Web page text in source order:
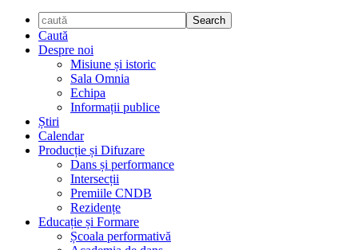
Caută
Despre noi
Misiune și istoric
Sala Omnia
Echipa
Informații publice
Știri
Calendar
Producție și Difuzare
Dans și performance
Intersecții
Premiile CNDB
Rezidențe
Educație și Formare
Școala performativă